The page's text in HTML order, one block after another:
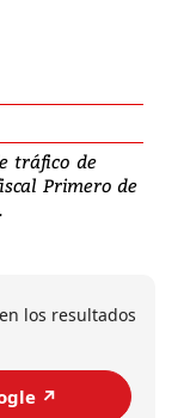
tráfico de
Primero de
los resultados
↗️